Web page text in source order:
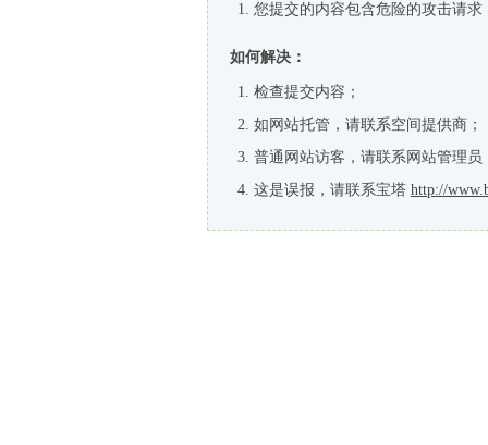
您提交的内容包含危险的攻击请求
如何解决：
检查提交内容；
如网站托管，请联系空间提供商；
普通网站访客，请联系网站管理员
这是误报，请联系宝塔 http://